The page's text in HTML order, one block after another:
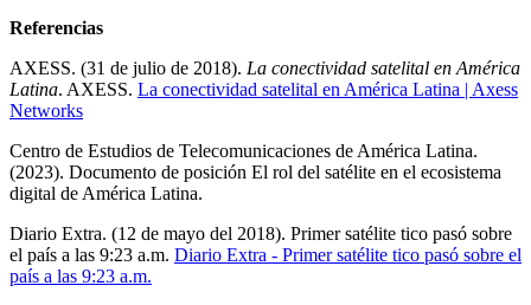
Referencias
AXESS. (31 de julio de 2018). La conectividad satelital en América
Latina. AXESS. La conectividad satelital en América Latina | Axess
Networks
Centro de Estudios de Telecomunicaciones de América Latina.
(2023). Documento de posición El rol del satélite en el ecosistema
digital de América Latina.
Diario Extra. (12 de mayo del 2018). Primer satélite tico pasó sobre
el país a las 9:23 a.m. Diario Extra - Primer satélite tico pasó sobre el
país a las 9:23 a.m.